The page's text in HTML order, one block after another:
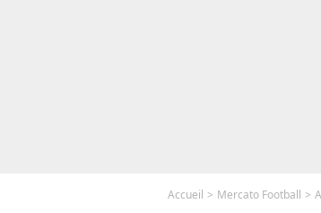
Accueil Mercato Football